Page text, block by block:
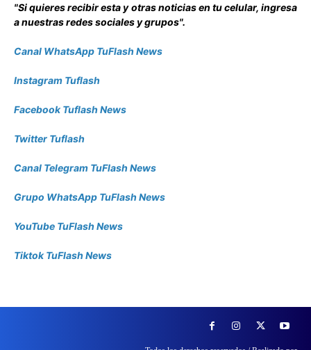
"Si quieres recibir esta y otras noticias en tu celular, ingresa
a nuestras redes sociales y grupos".
Canal WhatsApp TuFlash News
Instagram Tuflash
Facebook Tuflash News
Twitter Tuflash
Canal Telegram TuFlash News
Grupo WhatsApp TuFlash News
YouTube TuFlash News
Tiktok TuFlash News